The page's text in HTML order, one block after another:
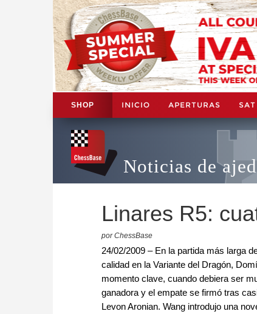
SHOP INICIO APERTURAS SAT
Noticias de
Linares R5:
por ChessBase
24/02/2009 – En la partida más larga
calidad en la Variante del Dragón,
momento clave, cuando debiera ser
ganadora y el empate se firmó tras
Levon Aronian. Wang introdujo una